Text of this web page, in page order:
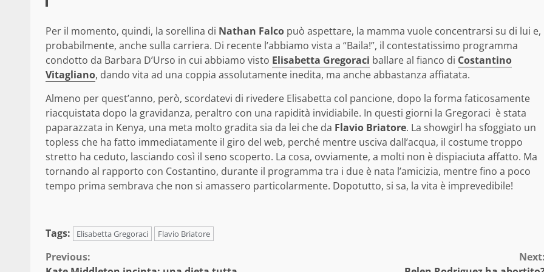
Per il momento, quindi, la sorellina di Nathan Falco può aspettare, la mamma vuole concentrarsi su di lui e,
probabilmente, anche sulla carriera. Di recente l’abbiamo vista a “Baila!”, il contestatissimo programma
condotto da Barbara D’Urso in cui abbiamo visto Elisabetta Gregoraci ballare al fianco di Costantino
Vitagliano, dando vita ad una coppia assolutamente inedita, ma anche abbastanza affiatata.
Almeno per quest’anno, però, scordatevi di rivedere Elisabetta col pancione, dopo la forma faticosamente
riacquistata dopo la gravidanza, peraltro con una rapidità invidiabile. In questi giorni la Gregoraci è stata
paparazzata in Kenya, una meta molto gradita sia da lei che da Flavio Briatore. La showgirl ha sfoggiato un
topless che ha fatto immediatamente il giro del web, perché mentre usciva dall’acqua, il costume troppo
stretto ha ceduto, lasciando così il seno scoperto. La cosa, ovviamente, a molti non è dispiaciuta affatto. Ma
tornando al rapporto con Costantino, durante il programma tra i due è nata l’amicizia, mentre fino a poco
tempo prima sembrava che non si amassero particolarmente. Dopotutto, si sa, la vita è imprevedibile!
Tags: Elisabetta Gregoraci Flavio Briatore
Continue
Previous: